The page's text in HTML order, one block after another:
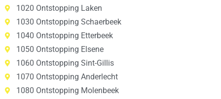
1020 Ontstopping Laken
1030 Ontstopping Schaerbeek
1040 Ontstopping Etterbeek
1050 Ontstopping Elsene
1060 Ontstopping Sint-Gillis
1070 Ontstopping Anderlecht
1080 Ontstopping Molenbeek